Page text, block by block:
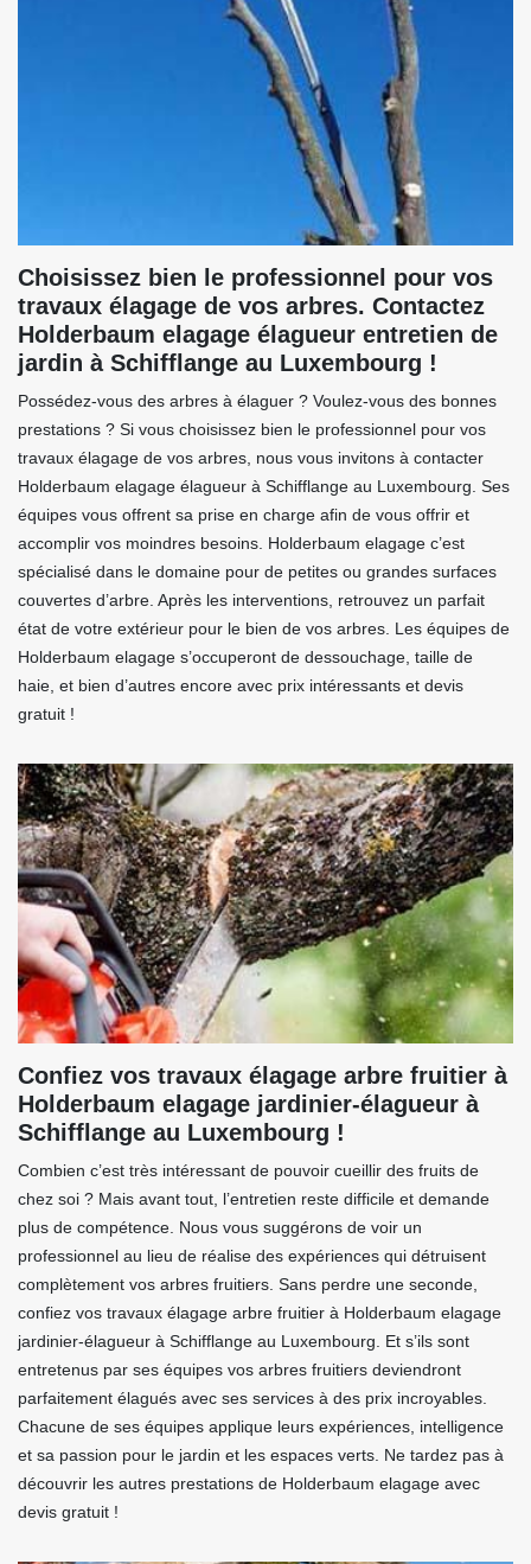
Choisissez bien le professionnel pour vos
travaux élagage de vos arbres. Contactez
Holderbaum elagage élagueur entretien de
jardin à Schifflange au Luxembourg !
Possédez-vous des arbres à élaguer ? Voulez-vous des bonnes
prestations ? Si vous choisissez bien le professionnel pour vos
travaux élagage de vos arbres, nous vous invitons à contacter
Holderbaum elagage élagueur à Schifflange au Luxembourg. Ses
équipes vous offrent sa prise en charge afin de vous offrir et
accomplir vos moindres besoins. Holderbaum elagage c’est
spécialisé dans le domaine pour de petites ou grandes surfaces
couvertes d’arbre. Après les interventions, retrouvez un parfait
état de votre extérieur pour le bien de vos arbres. Les équipes de
Holderbaum elagage s’occuperont de dessouchage, taille de
haie, et bien d’autres encore avec prix intéressants et devis
gratuit !
Confiez vos travaux élagage arbre fruitier à
Holderbaum elagage jardinier-élagueur à
Schifflange au Luxembourg !
Combien c’est très intéressant de pouvoir cueillir des fruits de
chez soi ? Mais avant tout, l’entretien reste difficile et demande
plus de compétence. Nous vous suggérons de voir un
professionnel au lieu de réalise des expériences qui détruisent
complètement vos arbres fruitiers. Sans perdre une seconde,
confiez vos travaux élagage arbre fruitier à Holderbaum elagage
jardinier-élagueur à Schifflange au Luxembourg. Et s’ils sont
entretenus par ses équipes vos arbres fruitiers deviendront
parfaitement élagués avec ses services à des prix incroyables.
Chacune de ses équipes applique leurs expériences, intelligence
et sa passion pour le jardin et les espaces verts. Ne tardez pas à
découvrir les autres prestations de Holderbaum elagage avec
devis gratuit !